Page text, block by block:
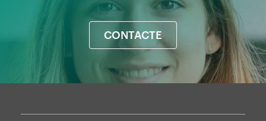
CONTACTE